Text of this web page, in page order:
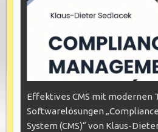
Effektives CMS mit modernen
Softwarelösungen
System (CMS)“ von Klaus-